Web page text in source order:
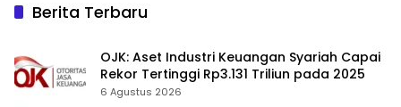
Berita Terbaru
OJK: Aset Industri Keuangan Syariah Capai
Rekor Tertinggi Rp3.131 Triliun pada 2025
6 Agustus 2026